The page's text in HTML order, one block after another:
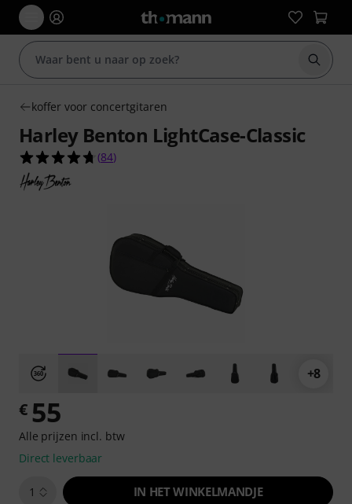
Zoek
koffer voor concertgitaren
Harley Benton LightCase-Classic
4.7 van de 5 sterren van 84 klantbeoordelingen
(84)
+8
€ 55
Alle prijzen incl. btw
Direct leverbaar
1 IN HET WINKELMANDJE